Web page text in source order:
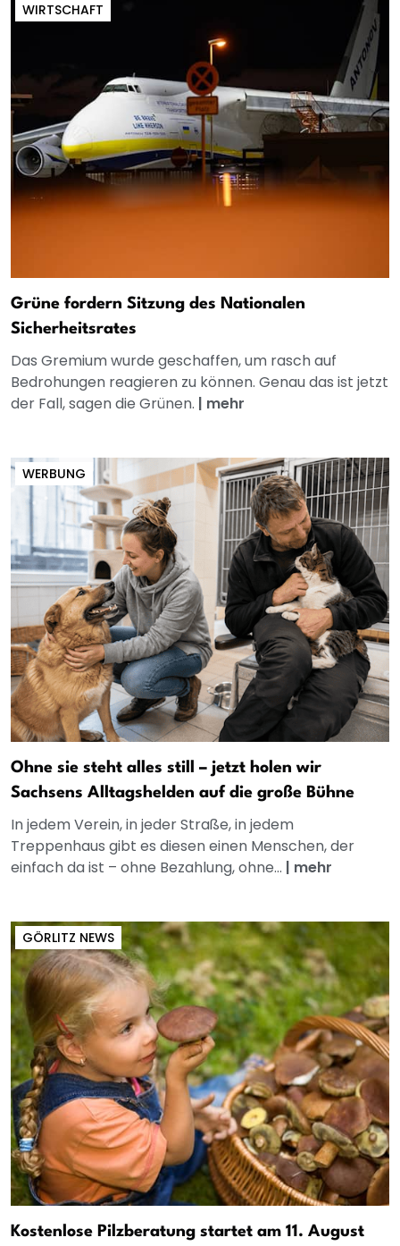
WIRTSCHAFT
Grüne fordern Sitzung des Nationalen
Sicherheitsrates
Das Gremium wurde geschaffen, um rasch auf
Bedrohungen reagieren zu können. Genau das ist jetzt
der Fall, sagen die Grünen. | mehr
WERBUNG
Ohne sie steht alles still – jetzt holen wir
Sachsens Alltagshelden auf die große Bühne
In jedem Verein, in jeder Straße, in jedem
Treppenhaus gibt es diesen einen Menschen, der
einfach da ist – ohne Bezahlung, ohne... | mehr
GÖRLITZ NEWS
Kostenlose Pilzberatung startet am 11. August